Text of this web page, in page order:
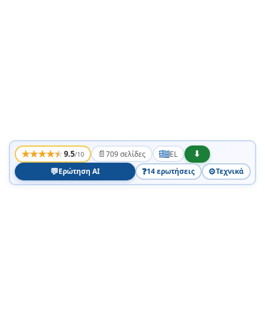
★★★★★9.5/10 📄709 σελίδες EL
⬇
💬Ερώτηση AI ❓14 ερωτήσεις ⚙️Τεχνικά